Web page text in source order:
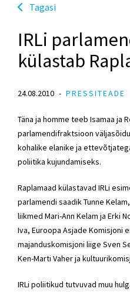
Tagasi
IRLi
külastab
24.08.2010 PRESSITEADE
Täna ja homme teeb Isamaa ja
parlamendifraktsioon
kohalike elanike ja
poliitika kujundamiseks.
Raplamaad külastavad IRLi
parlamendi saadik Tunne
liikmed Mari-Ann Kelam ja Erki
Iva, Euroopa Asjade Komisjoni
majanduskomisjoni liige Sven
Ken-Marti Vaher ja
IRLi poliitikud tutvuvad muu